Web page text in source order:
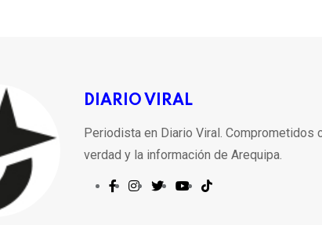
DIARIO VIRAL
Periodista en Diario Viral. Comprometidos
verdad y la información de Arequipa.